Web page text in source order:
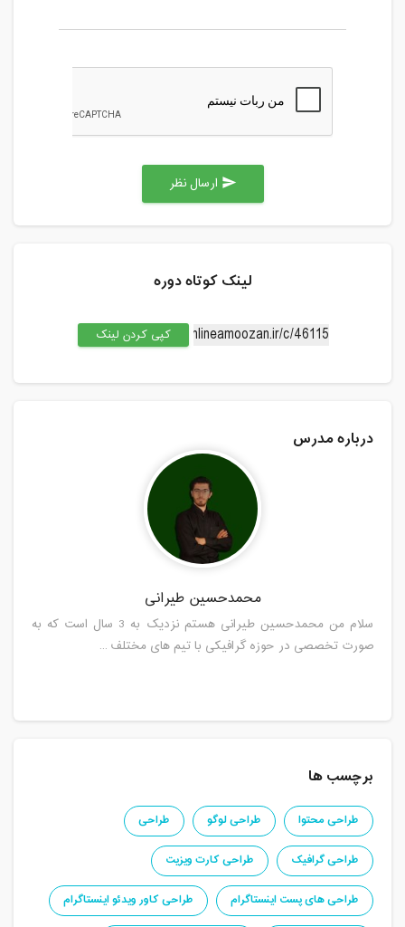
send
لینک کوتاه دوره
کپی کردن لینک
درباره مدرس
محمدحسین طیرانی
سلام من محمدحسین طیرانی هستم نزدیک به 3 سال است که به
صورت تخصصی در حوزه گرافیکی با تیم های مختلف ...
برچسب ها
طراحی محتوا طراحی لوگو
طراحی
طراحی گرافیک
طراحی کارت ویزیت
طراحی های پست اینستاگرام
طراحی کاور ویدئو اینستاگرام